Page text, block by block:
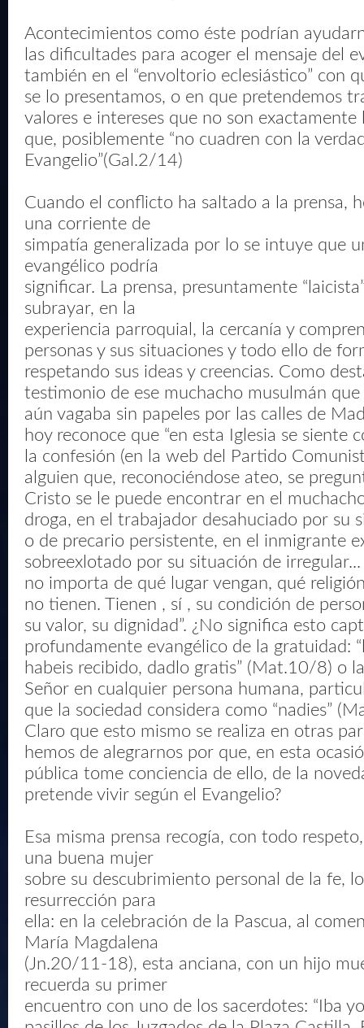
Acontecimientos como éste podrían
las dificultades para acoger el mensaje del
también en el “envoltorio eclesiástico” con
se lo presentamos, o en que pretendemos
valores e intereses que no son exactamente
que, posiblemente “no cuadren con la
Evangelio”(Gal.2/14)
Cuando el conflicto ha saltado a la prensa,
una corriente de
simpatía generalizada por lo se intuye que
evangélico podría
significar. La prensa, presuntamente
subrayar, en la
experiencia parroquial, la cercanía y
personas y sus situaciones y todo ello de
respetando sus ideas y creencias. Como
testimonio de ese muchacho musulmán
aún vagaba sin papeles por las calles de
hoy reconoce que “en esta Iglesia se siente
la confesión (en la web del Partido
alguien que, reconociéndose ateo, se
Cristo se le puede encontrar en el
droga, en el trabajador desahuciado por su
o de precario persistente, en el inmigrante
sobreexlotado por su situación de irregular...
no importa de qué lugar vengan, qué
no tienen. Tienen , sí , su condición de
su valor, su dignidad”. ¿No significa esto
profundamente evangélico de la gratuidad:
habeis recibido, dadlo gratis” (Mat.10/8) o
Señor en cualquier persona humana,
que la sociedad considera como “nadies”
Claro que esto mismo se realiza en otras
hemos de alegrarnos por que, en esta
pública tome conciencia de ello, de la
pretende vivir según el Evangelio?
Esa misma prensa recogía, con todo
una buena mujer
sobre su descubrimiento personal de la fe,
resurrección para
ella: en la celebración de la Pascua, al
María Magdalena
(Jn.20/11-18), esta anciana, con un hijo
recuerda su primer
encuentro con uno de los sacerdotes: “Iba